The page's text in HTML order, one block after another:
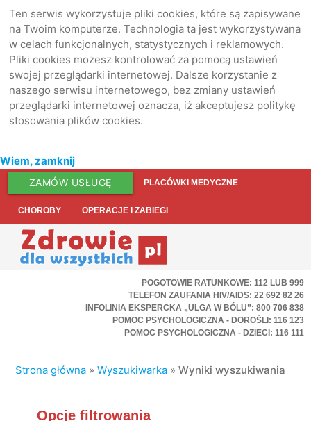
Ten serwis wykorzystuje pliki cookies, które są zapisywane
na Twoim komputerze. Technologia ta jest wykorzystywana
w celach funkcjonalnych, statystycznych i reklamowych.
Pliki cookies możesz kontrolować za pomocą ustawień
swojej przeglądarki internetowej. Dalsze korzystanie z
naszego serwisu internetowego, bez zmiany ustawień
przeglądarki internetowej oznacza, iż akceptujesz politykę
stosowania plików cookies.
Wiem, zamknij
ZAMÓW USŁUGĘ PLACÓWKI MEDYCZNE
CHOROBY OPERACJE I ZABIEGI
POGOTOWIE RATUNKOWE: 112 LUB 999
TELEFON ZAUFANIA HIV/AIDS: 22 692 82 26
INFOLINIA EKSPERCKA „ULGA W BÓLU”: 800 706 838
POMOC PSYCHOLOGICZNA - DOROŚLI: 116 123
POMOC PSYCHOLOGICZNA - DZIECI: 116 111
Strona główna »Wyszukiwarka »Wyniki wyszukiwania
Opcje filtrowania